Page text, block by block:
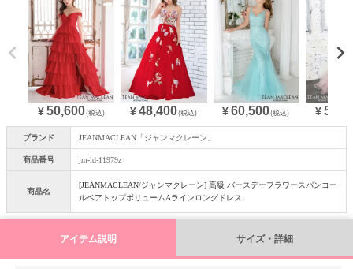
¥50,600(税込) ¥48,400(税込) ¥ 60,500(税込) ¥
ブランド JEANMACLEAN「ジャンマクレーン」
商品番号 jm-ld-11979z
商品名
[JEANMACLEAN/ジャンマクレーン] 高級 バースデーフラワースパンコー
ルベアトップボリュームAラインロングドレス
アイテム説明 サイズ・詳細